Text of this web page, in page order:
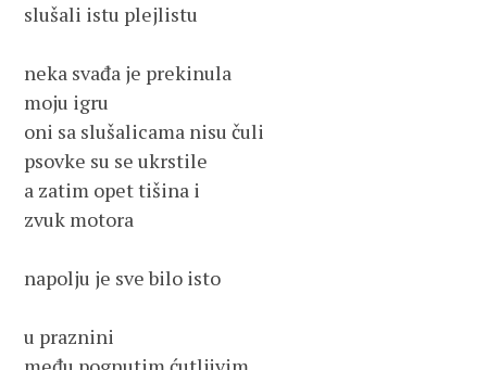
slušali istu plejlistu
neka svađa je prekinula
moju igru
oni sa slušalicama nisu čuli
psovke su se ukrstile
a zatim opet tišina i
zvuk motora
napolju je sve bilo isto
u praznini